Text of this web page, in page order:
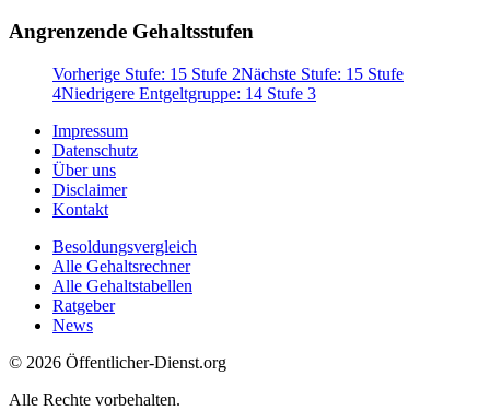
Angrenzende Gehaltsstufen
Vorherige Stufe: 15 Stufe 2Nächste Stufe: 15 Stufe
4Niedrigere Entgeltgruppe: 14 Stufe 3
Impressum
Datenschutz
Über uns
Disclaimer
Kontakt
Besoldungsvergleich
Alle Gehaltsrechner
Alle Gehaltstabellen
Ratgeber
News
© 2026 Öffentlicher-Dienst.org
Alle Rechte vorbehalten.